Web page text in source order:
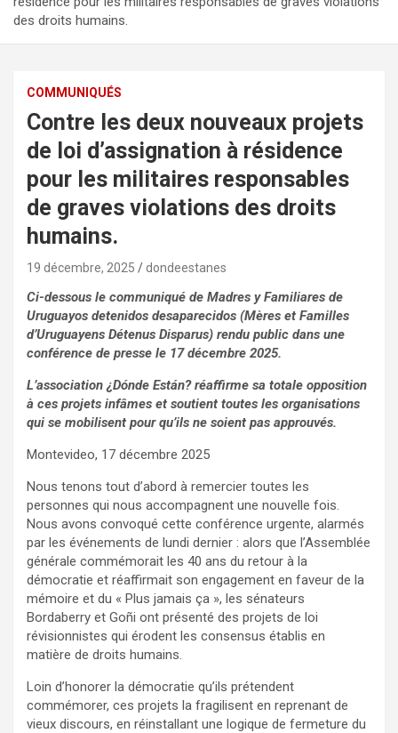
des droits humains.
COMMUNIQUÉS
Contre les deux nouveaux projets
de loi d’assignation à résidence
pour les militaires responsables
de graves violations des droits
humains.
19 décembre, 2025 dondeestanes
Ci-dessous le communiqué de Madres y Familiares de
Uruguayos detenidos desaparecidos (Mères et Familles
d’Uruguayens Détenus Disparus) rendu public dans une
conférence de presse le 17 décembre 2025.
L’association ¿Dónde Están? réaffirme sa totale opposition
à ces projets infâmes et soutient toutes les organisations
qui se mobilisent pour qu’ils ne soient pas approuvés.
Montevideo, 17 décembre 2025
Nous tenons tout d’abord à remercier toutes les
personnes qui nous accompagnent une nouvelle fois.
Nous avons convoqué cette conférence urgente, alarmés
par les événements de lundi dernier : alors que l’Assemblée
générale commémorait les 40 ans du retour à la
démocratie et réaffirmait son engagement en faveur de la
mémoire et du « Plus jamais ça », les sénateurs
Bordaberry et Goñi ont présenté des projets de loi
révisionnistes qui érodent les consensus établis en
matière de droits humains.
Loin d’honorer la démocratie qu’ils prétendent
commémorer, ces projets la fragilisent en reprenant de
vieux discours, en réinstallant une logique de fermeture du